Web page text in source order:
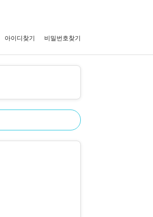
아이디찾기 비밀번호찾기